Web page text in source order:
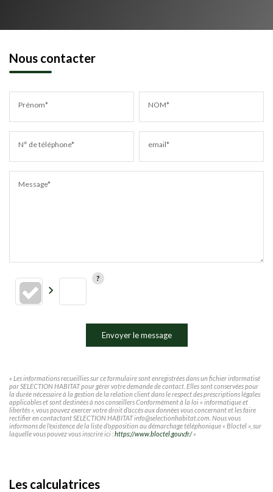
Nous contacter
Prénom* NOM*
N° de téléphone* email*
Message*
Envoyer le message
« Les informations recueillies sur ce formulaire sont enregistrées dans un fichier informatisé
par SELECTION HABITAT pour gérer votre demande de contact. Elles sont conservées pour
la durée nécessaire à la gestion de la relation client dans le respect des prescriptions légales
applicables et sont destinées à nos conseillers Conformément à la loi « informatique et
libertés », vous pouvez exercer votre droit d'accès aux données vous concernant et les faire
rectifier en contactant SELECTION HABITAT info@selectionhabitat.com. Nous vous
informons de l'existence de la liste d'opposition au démarchage téléphonique « Bloctel », sur
laquelle vous pouvez vous inscrire ici :https://www.bloctel.gouv.fr/»
Les calculatrices